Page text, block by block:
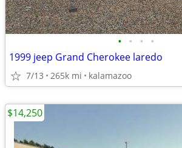
• • • •
1999 jeep Grand Cherokee laredo
7/13 265k mi kalamazoo
$14,250